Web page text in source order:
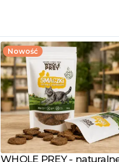
Nowość
Zobacz produkt
WHOLE PREY -